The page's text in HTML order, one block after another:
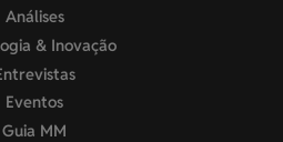
Análises
& Inovação
Eventos
Guia MM